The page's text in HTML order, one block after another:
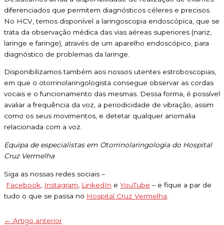
diferenciados que permitem diagnósticos céleres e precisos.
No HCV, temos disponível a laringoscopia endoscópica, que se
trata da observação médica das vias aéreas superiores (nariz,
laringe e faringe), através de um aparelho endoscópico, para
diagnóstico de problemas da laringe.
Disponibilizamos também aos nossos utentes estroboscopias,
em que o otorrinolaringologista consegue observar as cordas
vocais e o funcionamento das mesmas. Dessa forma, é possível
avaliar a frequência da voz, a periodicidade de vibração, assim
como os seus movimentos, e detetar qualquer anomalia
relacionada com a voz.
Equipa de especialistas em Otorrinolaringologia do Hospital
Cruz Vermelha
Siga as nossas redes sociais –
Facebook Instagram LinkedIn e YouTube – e fique a par de
tudo o que se passa no Hospital Cruz Vermelha
← Artigo anterior